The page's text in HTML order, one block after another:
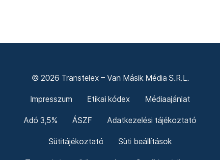
© 2026 Transtelex – Van Másik Média S.R.L.
Impresszum Etikai kódex Médiaajánlat
Adó 3,5% ÁSZF Adatkezelési tájékoztató
Sütitájékoztató Süti beállítások